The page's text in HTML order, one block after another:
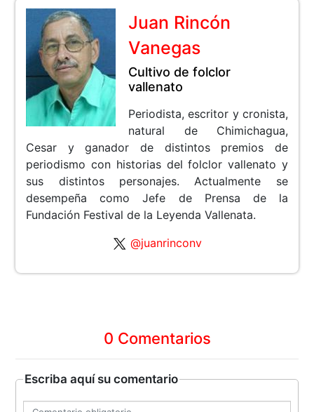
Juan Rincón
Vanegas
Cultivo de folclor
vallenato
Periodista, escritor y cronista,
natural de Chimichagua,
Cesar y ganador de distintos premios de
periodismo con historias del folclor vallenato y
sus distintos personajes. Actualmente se
desempeña como Jefe de Prensa de la
Fundación Festival de la Leyenda Vallenata.
@juanrinconv
0 Comentarios
Escriba aquí su comentario